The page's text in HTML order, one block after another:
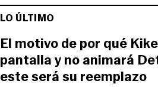
LO ÚLTIMO
El motivo de por qué
pantalla y no animará
este será su reemplazo